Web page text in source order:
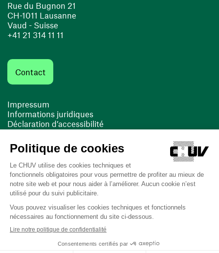
Rue du Bugnon 21
CH-1011 Lausanne
Vaud - Suisse
+41 21 314 11 11
Contact
Impressum
Informations juridiques
Déclaration d’accessibilité
Cookies
(ouvre une nouvelle fenêtre)
(ouvre une nouvelle fenêtre)